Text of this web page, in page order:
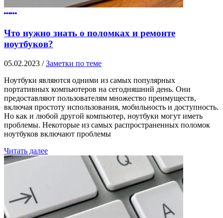
Что нужно знать о поломках и ремонте
ноутбуков?
05.02.2023 / Заметки по теме
Ноутбуки являются одними из самых популярных
портативных компьютеров на сегодняшний день. Они
предоставляют пользователям множество преимуществ,
включая простоту использования, мобильность и доступность.
Но как и любой другой компьютер, ноутбуки могут иметь
проблемы. Некоторые из самых распространенных поломок
ноутбуков включают проблемы
Читать далее